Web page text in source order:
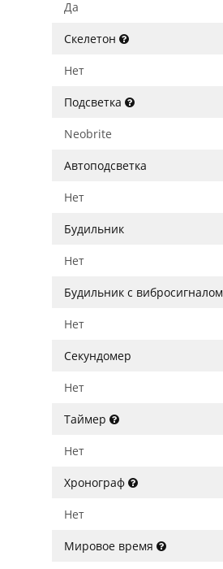
Да
Скелетон
Нет
Подсветка
Neobrite
Автоподсветка
Нет
Будильник
Нет
Будильник с вибросигналом
Нет
Секундомер
Нет
Таймер
Нет
Хронограф
Нет
Мировое время